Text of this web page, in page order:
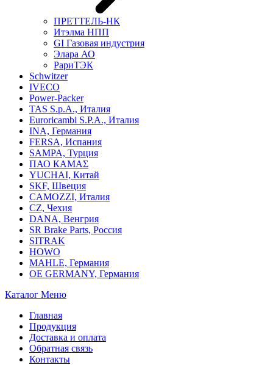
ПРЕТТЕЛЬ-НК
Итэлма НПП
GI Газовая индустрия
Элара АО
РариТЭК
Schwitzer
IVECO
Power-Packer
TAS S.p.A., Италия
Euroricambi S.P.A., Италия
INA, Германия
FERSA, Испания
SAMPA, Турция
ПАО КАМАΣ
YUCHAI, Китай
SKF, Швеция
CAMOZZI, Италия
CZ, Чехия
DANA, Венгрия
SR Brake Parts, Россия
SITRAK
HOWO
MAHLE, Германия
OE GERMANY, Германия
Каталог Меню
Главная
Продукция
Доставка и оплата
Обратная связь
Контакты